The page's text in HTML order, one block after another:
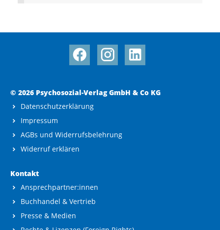
© 2026 Psychosozial-Verlag GmbH & Co KG
Datenschutzerklärung
Impressum
AGBs und Widerrufsbelehrung
Widerruf erklären
Kontakt
Ansprechpartner:innen
Buchhandel & Vertrieb
Presse & Medien